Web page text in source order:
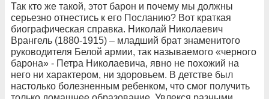
Так кто же такой, этот барон и почему мы должны
серьезно отнестись к его Посланию? Вот краткая
биографическая справка. Николай Николаевич
Врангель (1880-1915) – младший брат знаменитого
руководителя Белой армии, так называемого «черного
барона» - Петра Николаевича, явно не похожий на
него ни характером, ни здоровьем. В детстве был
настолько болезненным ребенком, что смог получить